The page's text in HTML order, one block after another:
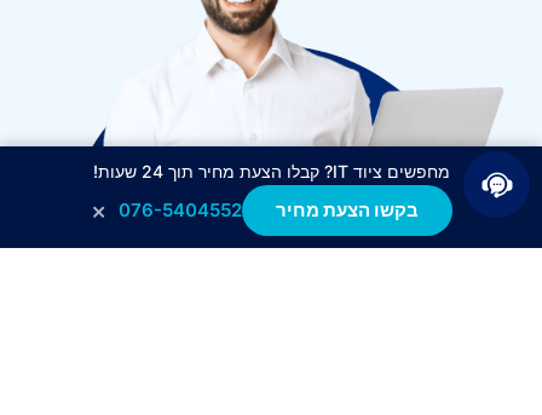
מחפשים ציוד IT? קבלו הצעת מחיר תוך 24 שעות!
בקשו הצעת מחיר 076-5404552
×